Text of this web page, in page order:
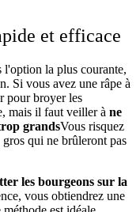
et efficace
l'option la plus courante,
Si vous avez une râpe à
pour broyer les
mais il faut veiller à ne
grandsVous risquez
qui ne brûleront pas
les bourgeons sur la
vous obtiendrez une